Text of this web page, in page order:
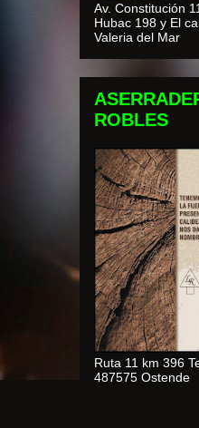
Av. Constitución
Hubac 198 y El
Valeria del Mar
ROBLES
Ruta 11 km 396
487575 Ostende